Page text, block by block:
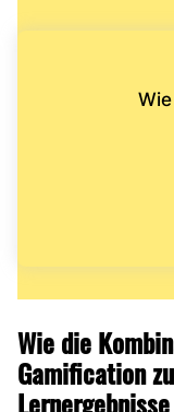
Wie die
Gamification